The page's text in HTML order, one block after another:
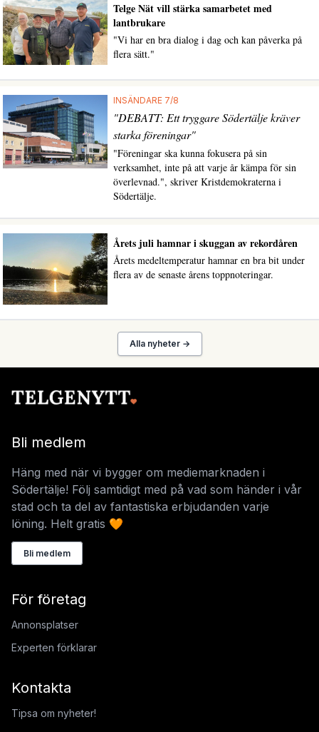
Telge Nät vill stärka samarbetet med
lantbrukare
"Vi har en bra dialog i dag och kan påverka på
flera sätt."
INSÄNDARE 7/8
"DEBATT: Ett tryggare Södertälje kräver
starka föreningar"
"Föreningar ska kunna fokusera på sin
verksamhet, inte på att varje år kämpa för sin
överlevnad.", skriver Kristdemokraterna i
Södertälje.
Årets juli hamnar i skuggan av rekordåren
Årets medeltemperatur hamnar en bra bit under
flera av de senaste årens toppnoteringar.
Alla nyheter →
Bli medlem
Häng med när vi bygger om mediemarknaden i
Södertälje! Följ samtidigt med på vad som händer i vår
stad och ta del av fantastiska erbjudanden varje
löning. Helt gratis 🧡
Bli medlem
För företag
Annonsplatser
Experten förklarar
Kontakta
Tipsa om nyheter!